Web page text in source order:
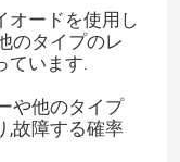
オードを使用し
のタイプのレ
ています.
や他のタイプ
,故障する確率